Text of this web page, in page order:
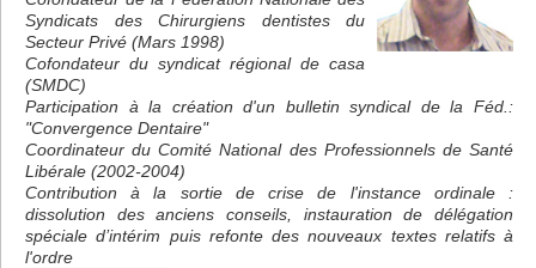
Syndicats des Chirurgiens dentistes du
Secteur Privé (Mars 1998)
Cofondateur du syndicat régional de casa
(SMDC)
Participation à la création d'un bulletin syndical de la Féd.:
"Convergence Dentaire"
Coordinateur du Comité National des Professionnels de Santé
Libérale (2002-2004)
Contribution à la sortie de crise de l'instance ordinale :
dissolution des anciens conseils, instauration de délégation
spéciale d’intérim puis refonte des nouveaux textes relatifs à
l'ordre